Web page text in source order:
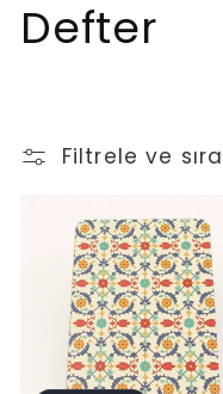
K
l
Defter
Filtrele ve